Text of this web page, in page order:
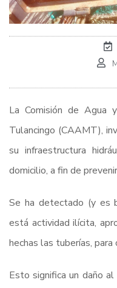
La Comisión de Agua
Tulancingo (CAAMT),
su infraestructura
domicilio, a fin de
Se ha detectado (y es
está actividad ilícita,
hechas las tuberías, para
Esto significa un daño